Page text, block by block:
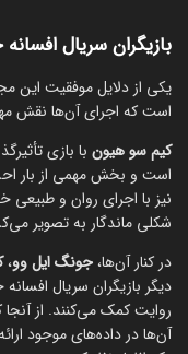
بازیگران سریال
یکی از دلایل موفقیت این
است که اجرای آن‌ها نقش
کیم سو هیون با بازی
است و بخش مهمی از بار
نیز با اجرای روان و
شکلی ماندگار به تصویر
در کنار آن‌ها،جونگ ایل وو،
دیگر بازیگران سریال
روایت کمک می‌کنند. از
آن‌ها در داده‌های موجود